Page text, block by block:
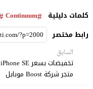
كلمات دليلية Continuum
رابط مختصر
السابق
متجر شركة Boost موبايل